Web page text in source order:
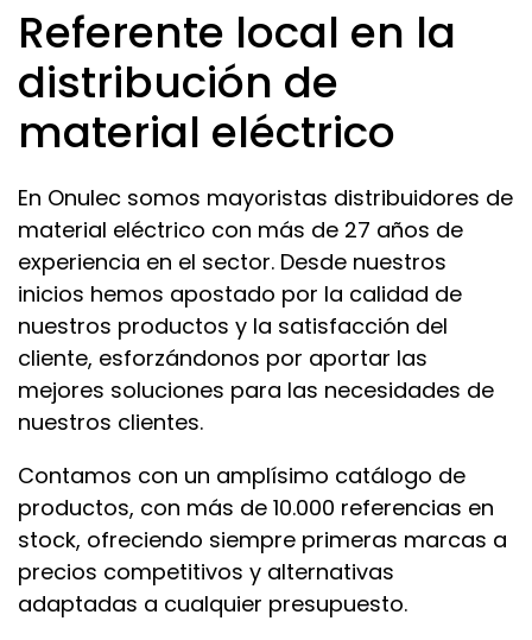
Referente local en la
distribución de
material eléctrico
En Onulec somos mayoristas distribuidores de
material eléctrico con más de 27 años de
experiencia en el sector. Desde nuestros
inicios hemos apostado por la calidad de
nuestros productos y la satisfacción del
cliente, esforzándonos por aportar las
mejores soluciones para las necesidades de
nuestros clientes.
Contamos con un amplísimo catálogo de
productos, con más de 10.000 referencias en
stock, ofreciendo siempre primeras marcas a
precios competitivos y alternativas
adaptadas a cualquier presupuesto.